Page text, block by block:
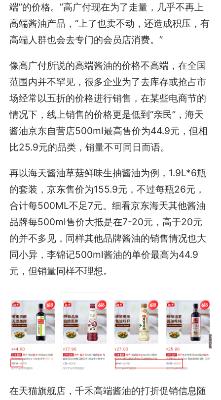
端”的价格。”高广付现在为了走量，几乎不再上
高端酱油产品，“上了也卖不动，还造成积压，有
高端人群也会去专门的会员店消费。”
像高广付所说的高端酱油的价格不高端，在全国
范围内并不罕见，很多企业为了去库存或抢占市
场经常以五折的价格进行销售，在某些电商节的
情况下，线上销售的价格更是低到“亲民”，海天
酱油京东自营店500ml最高售价为44.9元，但相
比25.9元的品类，销量不可同日而语。
再以海天酱油草菇鲜味生抽酱油为例，1.9L*6瓶
的套装，京东售价为155.9元，不过每瓶26元，
合计每500ML不足7元。细看京东海天其他酱油
品牌每500ml售价大抵是在7-20元，高于20元
的并不多见，同样其他品牌酱油的销售情况也大
同小异，李锦记500ml酱油的单价最高为44.9
元，但销量同样不理想。
在天猫旗舰店，千禾高端酱油的打折促销信息随